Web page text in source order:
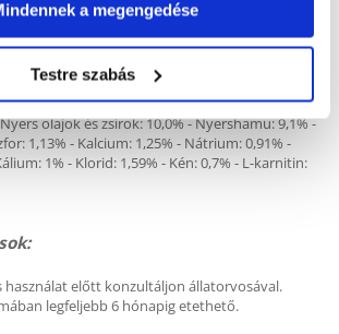
a megengedése
Testre szabás
- Tartósítószerek - Antioxidánsok.
olajok és zsírok: 10,0% - Nyershamu: 9,1% -
1,13% - Kalcium: 1,25% - Nátrium: 0,91% -
1% - Klorid: 1,59% - Kén: 0,7% - L-karnitin:
használat előtt konzultáljon állatorvosával.
legfeljebb 6 hónapig etethető.